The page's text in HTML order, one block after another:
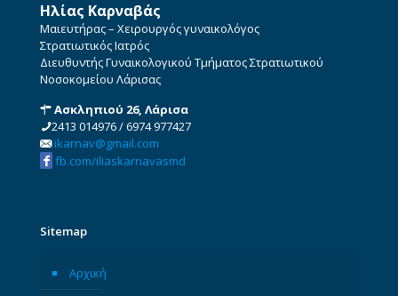
Ηλίας Καρναβάς
Μαιευτήρας – Χειρουργός γυναικολόγος
Στρατιωτικός Ιατρός
Διευθυντής Γυναικολογικού Τμήματος Στρατιωτικού
Νοσοκομείου Λάρισας
Ασκληπιού 26, Λάρισα
2413 014976/6974 977427
ikarnav@gmail.com
fb.com/iliaskarnavasmd
Sitemap
Αρχική